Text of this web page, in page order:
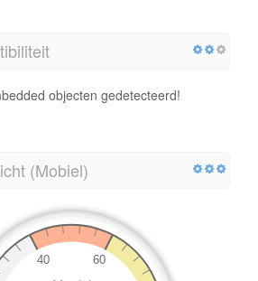
objecten gedetecteerd!
(Mobiel)